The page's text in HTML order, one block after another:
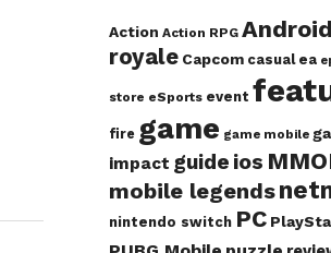
Action Action RPG Android
royale Capcom casual ea
store eSports event
fire game game mobile
impact guide ios
mobile legends
nintendo switch PC